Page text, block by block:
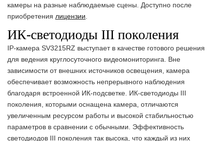
камеры на разные наблюдаемые сцены. Доступно после
приобретения лицензии
ИК-светодиоды III поколения
IP-камера SV3215RZ выступает в качестве готового решения
для ведения круглосуточного видеомониторинга. Вне
зависимости от внешних источников освещения, камера
обеспечивает возможность непрерывного наблюдения
благодаря встроенной ИК-подсветке. ИК-светодиоды III
поколения, которыми оснащена камера, отличаются
увеличенным ресурсом работы и высокой стабильностью
параметров в сравнении с обычными. Эффективность
светодиодов III поколения так высока, что каждый из них